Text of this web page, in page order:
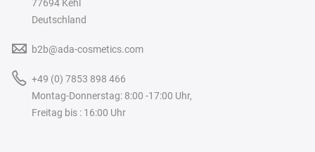
77694 Kehl
Deutschland
b2b@ada-cosmetics.com
+49 (0) 7853 898 466
Montag-Donnerstag: 8:00 -17:00 Uhr,
Freitag bis : 16:00 Uhr